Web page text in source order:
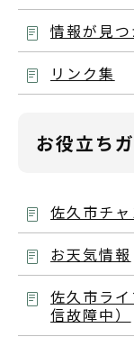
情報が見
リンク集
お役立ち
佐久市チ
お天気情報
佐久市ラ
信故障中）